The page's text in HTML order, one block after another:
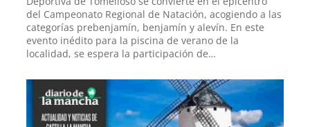
del Campeonato Regional de Natación, acogiendo a las
categorías prebenjamín, benjamín y alevín. En este
evento inédito para la piscina de verano de la
localidad, se espera la participación de…